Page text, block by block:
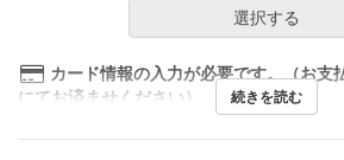
選択する
カード情報の入力が必要です。（お支
にてお済ませください）
続きを読む